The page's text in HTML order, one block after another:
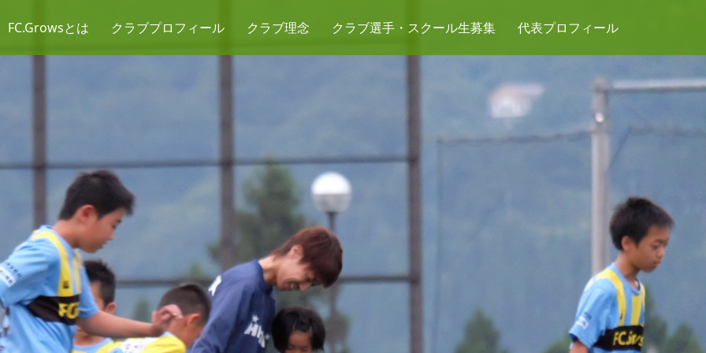
FC.Growsとは クラブプロフィール クラブ理念 クラブ選手・スクール生募集 代表プロフィール